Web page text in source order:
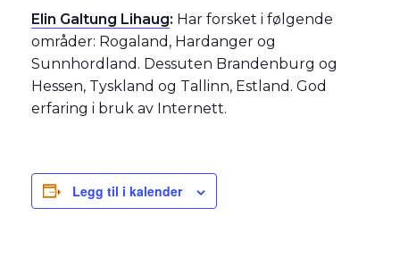
Elin Galtung Lihaug: Har forsket i følgende
områder: Rogaland, Hardanger og
Sunnhordland. Dessuten Brandenburg og
Hessen, Tyskland og Tallinn, Estland. God
erfaring i bruk av Internett.
Legg til i kalender